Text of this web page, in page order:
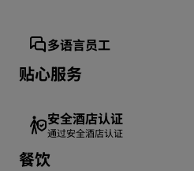
多语言员工
贴心服务
安全酒店认证
通过安全酒店认证
餐饮